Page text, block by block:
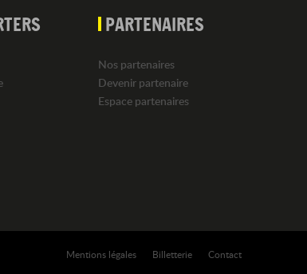
PARTENAIRES
Nos partenaires
Devenir partenaire
Espace partenaires
Contact
Billetterie
Mentions légales